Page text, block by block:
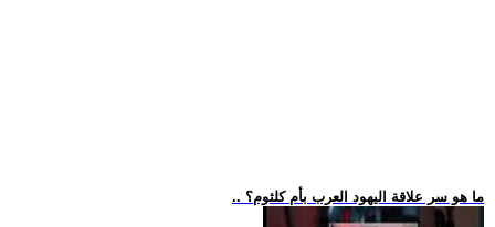
.. ما هو سر علاقة اليهود العرب بأم كلثوم؟